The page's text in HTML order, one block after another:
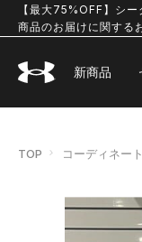
【最大75%OFF】シ
商品のお届けに関する
新商品
TOP コーディネー